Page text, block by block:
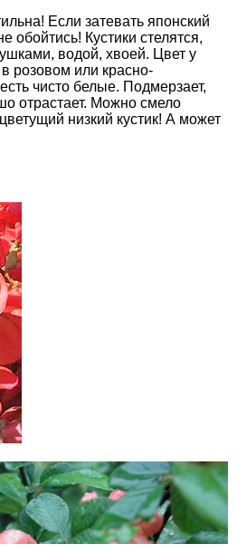
Если затевать японский
обойтись! Кустики стелятся,
водой, хвоей. Цвет у
розовом или красно-
чисто белые. Подмерзает,
отрастает. Можно смело
низкий кустик! А может